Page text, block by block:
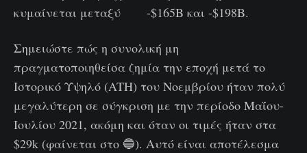
κυμαίνεται μεταξύ -$165B και -$198B.
Σημειώστε πώς η συνολική μη
πραγματοποιηθείσα ζημία την εποχή μετά το
Ιστορικό Υψηλό (ATH) του Νοεμβρίου ήταν πολύ
μεγαλύτερη σε σύγκριση με την περίοδο Μαΐου-
Ιουλίου 2021, ακόμη και όταν οι τιμές ήταν στα
$29k (φαίνεται στο 🔵). Αυτό είναι αποτέλεσμα